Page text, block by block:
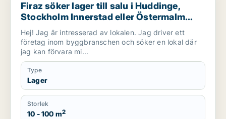
Firaz söker lager till salu i Huddinge,
Stockholm Innerstad eller Östermalm
m.fl.
Hej! Jag är intresserad av lokalen. Jag driver ett
företag inom byggbranschen och söker en lokal där
jag kan förvara mi...
Type
Lager
Storlek
10 - 100 m2